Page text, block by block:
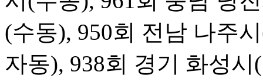
(수동), 950회 전남 나주
자동), 938회 경기 화성